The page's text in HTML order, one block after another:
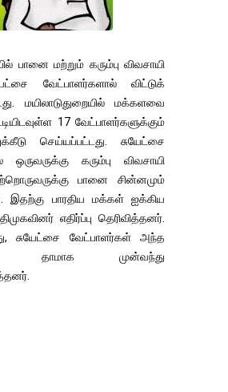
பானை மற்றும் கரும்பு விவசாயி
வேட்பாளர்களால் விட்டுக்
மயிலாடுதுறையில் மக்களவை
17 வேட்பாளர்களுக்கும்
செய்யப்பட்டது. சுயேட்சை
ஒருவருக்கு கரும்பு விவசாயி
பானை சின்னமும்
இதற்கு பாரதிய மக்கள் ஐக்கிய
எதிர்ப்பு தெரிவித்தனர்.
சுயேட்சை வேட்பாளர்கள் அந்த
தாமாக முன்வந்து